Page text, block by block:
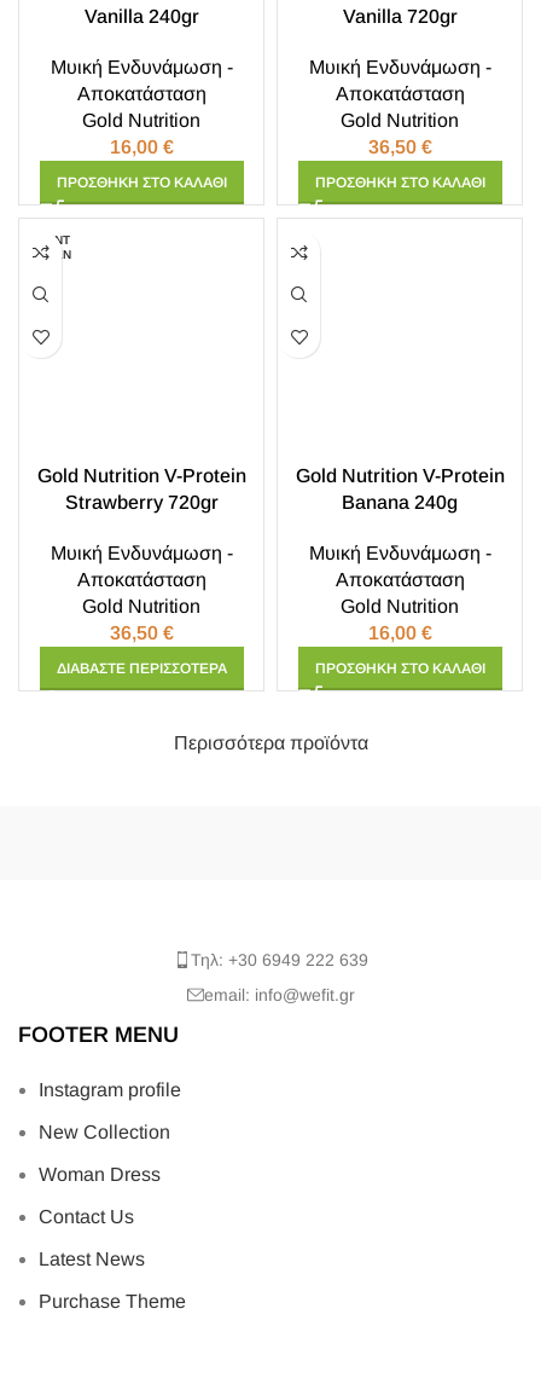
Vanilla 240gr
Μυική Ενδυνάμωση -
Αποκατάσταση
Gold Nutrition
16,00 €
ΠΡΟΣΘΉΚΗ ΣΤΟ ΚΑΛΆΘΙ
Vanilla 720gr
Μυική Ενδυνάμωση -
Αποκατάσταση
Gold Nutrition
36,50 €
ΠΡΟΣΘΉΚΗ ΣΤΟ ΚΑΛΆΘΙ
ΕΞΑΝΤ
ΛΗΜΈΝ
Gold Nutrition V-Protein
Strawberry 720gr
Μυική Ενδυνάμωση -
Αποκατάσταση
Gold Nutrition
36,50 €
ΔΙΑΒΆΣΤΕ ΠΕΡΙΣΣΌΤΕΡΑ
Gold Nutrition V-Protein
Banana 240g
Μυική Ενδυνάμωση -
Αποκατάσταση
Gold Nutrition
16,00 €
ΠΡΟΣΘΉΚΗ ΣΤΟ ΚΑΛΆΘΙ
Περισσότερα προϊόντα
Τηλ: +30 6949 222 639
email: info@wefit.gr
FOOTER MENU
Instagram profile
New Collection
Woman Dress
Contact Us
Latest News
Purchase Theme